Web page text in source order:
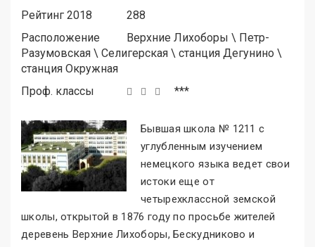
Рейтинг 2018
288
Расположение
Верхние Лихоборы \ Петр-
Разумовская \ Селигерская \ станция Дегунино \
станция Окружная
Проф. классы
***
Бывшая школа № 1211 с
углубленным изучением
немецкого языка ведет свои
истоки еще от
четырехклассной земской
школы, открытой в 1876 году по просьбе жителей
деревень Верхние Лихоборы, Бескудниково и